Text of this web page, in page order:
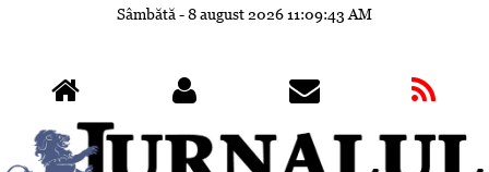
Sâmbătă - 8 august 202611:09:46 AM